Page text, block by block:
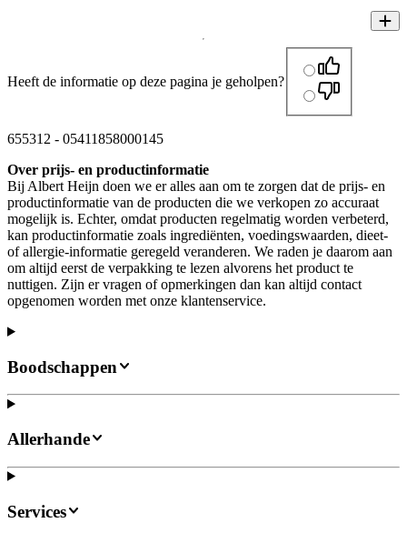
Heeft de informatie op deze pagina je geholpen?
655312 - 05411858000145
Over prijs- en productinformatie
Bij Albert Heijn doen we er alles aan om te zorgen dat de prijs- en
productinformatie van de producten die we verkopen zo accuraat
mogelijk is. Echter, omdat producten regelmatig worden verbeterd,
kan productinformatie zoals ingrediënten, voedingswaarden, dieet-
of allergie-informatie geregeld veranderen. We raden je daarom aan
om altijd eerst de verpakking te lezen alvorens het product te
nuttigen. Zijn er vragen of opmerkingen dan kan altijd contact
opgenomen worden met onze klantenservice.
Boodschappen
Allerhande
Services